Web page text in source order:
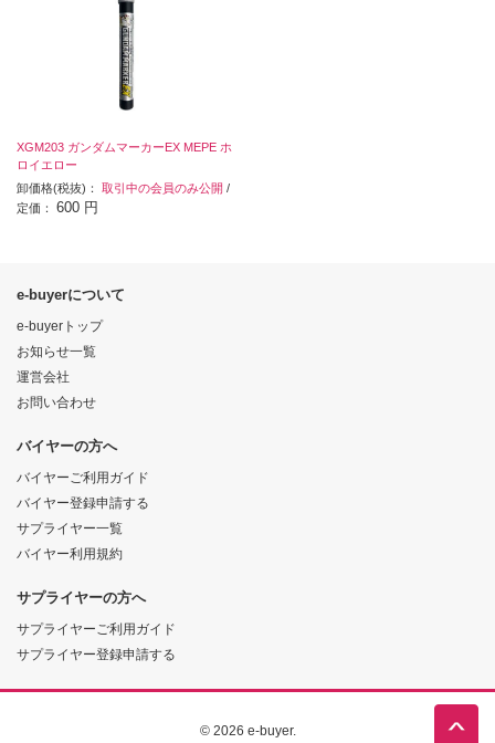
XGM203 ガンダムマーカーEX MEPE ホ
ロイエロー
卸価格(税抜)： 取引中の会員のみ公開 /
定価： 600 円
e-buyerについて
e-buyerトップ
お知らせ一覧
運営会社
お問い合わせ
バイヤーの方へ
バイヤーご利用ガイド
バイヤー登録申請する
サプライヤー一覧
バイヤー利用規約
サプライヤーの方へ
サプライヤーご利用ガイド
サプライヤー登録申請する
© 2026 e-buyer.